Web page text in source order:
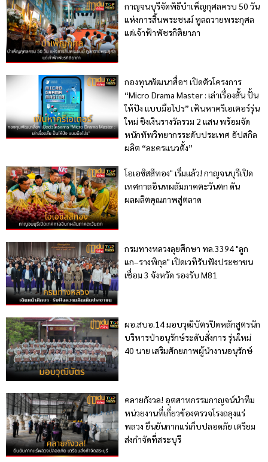
กาญจนบุรีจัดพิธีบำเพ็ญกุศลครบ 50 วัน
แห่งการสิ้นพระชนม์ ทูลถวายพระกุศล
แด่เจ้าฟ้าพัชรกิติยาภา
กองทุนพัฒนาสื่อฯ เปิดตัวโครงการ
“Micro Drama Master : เล่าเรื่องสั้น ปั้น
ให้ปัง แบบมือโปร” เฟ้นหาครีเอเตอร์รุ่น
ใหม่ ชิงเงินรางวัลรวม 2 แสน พร้อมจัด
หนักทัพวิทยากรระดับประเทศ อัปสกิล
ผลิต “ละครแนวตั้ง”
โอเอซิสสีทอง" เริ่มแล้ว! กาญจนบุรีเปิด
เทศกาลอินทผลัมภาคตะวันตก ดัน
ผลผลิตคุณภาพสู่ตลาด
กรมทางหลวงลุยศึกษา ทล.3394 "ลูก
แก–รางพิกุล" เปิดเวทีรับฟังประชาชน
เชื่อม 3 จังหวัด รองรับ M81
ผอ.สบอ.14 มอบวุฒิบัตรปิดหลักสูตรนัก
บริหารป่าอนุรักษ์ระดับสั่งการ รุ่นใหม่
40 นาย เสริมศักยภาพผู้นำงานอนุรักษ์
คลายกังวล! อุตสาหกรรมกาญจน์นำทีม
หน่วยงานที่เกี่ยวข้องตรวจโรงถลุงแร่
พลวง ยืนยันกากแร่เก็บปลอดภัย เตรียม
ส่งกำจัดที่สระบุรี